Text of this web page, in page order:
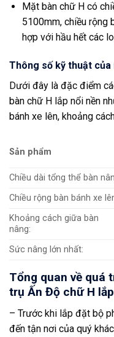
Mặt bàn chữ H có
5100mm, chiều rộng
hợp với hầu hết các
Thông số kỹ thuật của
Dưới đây là đặc điểm
bàn chữ H lắp nổi nền
bánh xe lên, khoảng
Sản phẩm
Chiều dài tổng thể bàn
Chiều rộng bàn bánh xe
Khoảng cách giữa bàn
nâng:
Sức nâng lớn nhất:
Tổng quan về quá
trụ Ấn Độ chữ H
– Trước khi lắp đặt bộ
đến tận nơi của quý